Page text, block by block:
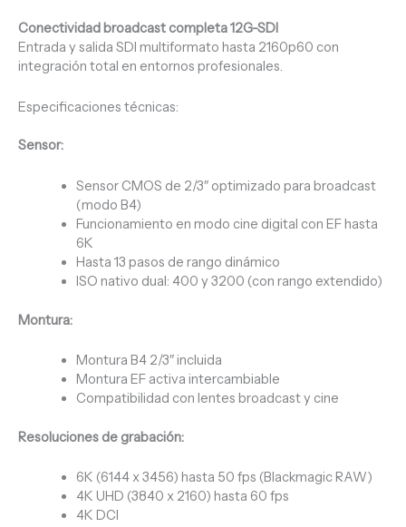
Conectividad broadcast completa 12G-SDI
Entrada y salida SDI multiformato hasta 2160p60 con
integración total en entornos profesionales.
Especificaciones técnicas:
Sensor:
Sensor CMOS de 2/3″ optimizado para broadcast
(modo B4)
Funcionamiento en modo cine digital con EF hasta
6K
Hasta 13 pasos de rango dinámico
ISO nativo dual: 400 y 3200 (con rango extendido)
Montura:
Montura B4 2/3″ incluida
Montura EF activa intercambiable
Compatibilidad con lentes broadcast y cine
Resoluciones de grabación:
6K (6144 x 3456) hasta 50 fps (Blackmagic RAW)
4K UHD (3840 x 2160) hasta 60 fps
4K DCI